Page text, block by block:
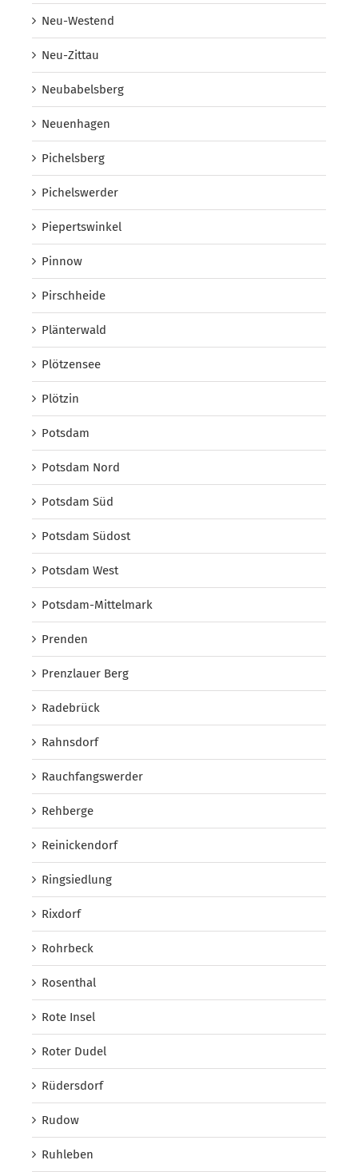
Neu-Westend
Neu-Zittau
Neubabelsberg
Neuenhagen
Pichelsberg
Pichelswerder
Piepertswinkel
Pinnow
Pirschheide
Plänterwald
Plötzensee
Plötzin
Potsdam
Potsdam Nord
Potsdam Süd
Potsdam Südost
Potsdam West
Potsdam-Mittelmark
Prenden
Prenzlauer Berg
Radebrück
Rahnsdorf
Rauchfangswerder
Rehberge
Reinickendorf
Ringsiedlung
Rixdorf
Rohrbeck
Rosenthal
Rote Insel
Roter Dudel
Rüdersdorf
Rudow
Ruhleben